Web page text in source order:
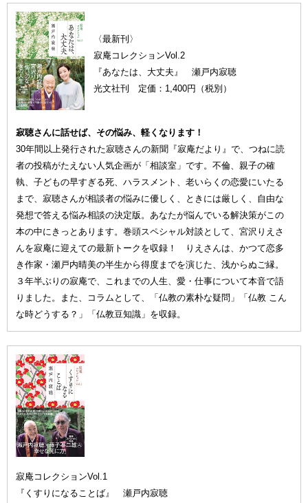
〈最新刊〉
寂庵コレクションVol.2
『あなたは、大丈夫』 瀬戸内寂聴
光文社刊 定価：1,400円（税別）
寂聴さんに話せば、その悩み、軽くなります！
30年間以上発行された寂聴さんの新聞『寂庵だより』で、つねに読
者の投稿がたえない人気企画が「相談室」です。不倫、親子の確
執、子どもの早すぎる死、ハラスメント、老いらくの恋愛にいたる
まで、寂聴さんが相談者の悩みに優しく、ときには厳しく、自由な
発想で答える悩み相談の決定版。あなたが悩んでいる解決策がこの
本の中にきっとあります。巻頭スペシャル対談として、宮沢りえさ
んを寂庵に迎えての最新トークを収録！ りえさんは、かつて恋多
き作家・瀬戸内晴美の半生から得度までを演じた、浅からぬご縁。
３年半ぶりの寂庵で、これまでの人生、愛・仕事について本音で語
りました。また、コラムとして、「仏教の素朴な疑問」「仏教 こん
な時どうする？」「仏教豆知識」を収録。
寂庵コレクションVol.1
『くすりになることば』 瀬戸内寂聴